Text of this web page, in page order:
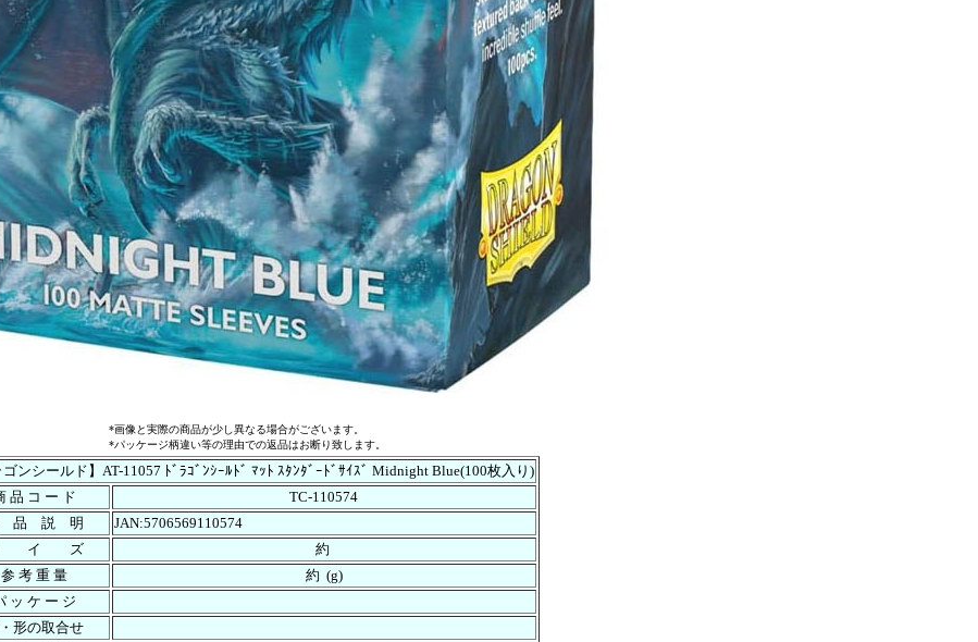
*画像と実際の商品が少し異なる場合がございます。
*パッケージ柄違い等の理由での返品はお断り致します。
ゴンシールド】AT-11057 ﾄﾞﾗｺﾞﾝｼｰﾙﾄﾞ ﾏｯﾄ ｽﾀﾝﾀﾞｰﾄﾞｻｲｽﾞ Midnight Blue(100枚入り)
品 コ ー ド
TC-110574
品 説 明
JAN:5706569110574
イ ズ
約
参 考 重 量
約 (g)
ッ ケ ー ジ
形の取合せ